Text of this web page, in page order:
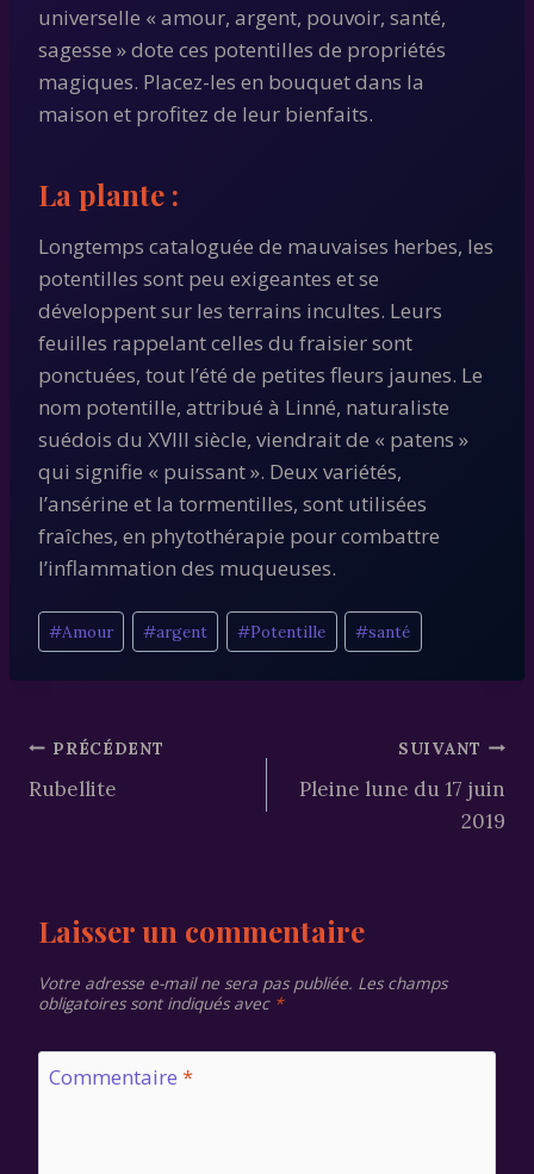
universelle « amour, argent, pouvoir, santé,
sagesse » dote ces potentilles de propriétés
magiques. Placez-les en bouquet dans la
maison et profitez de leur bienfaits.
La plante :
Longtemps cataloguée de mauvaises herbes, les
potentilles sont peu exigeantes et se
développent sur les terrains incultes. Leurs
feuilles rappelant celles du fraisier sont
ponctuées, tout l’été de petites fleurs jaunes. Le
nom potentille, attribué à Linné, naturaliste
suédois du XVIII siècle, viendrait de « patens »
qui signifie « puissant ». Deux variétés,
l’ansérine et la tormentilles, sont utilisées
fraîches, en phytothérapie pour combattre
l’inflammation des muqueuses.
Étiquettes
de
la
#Amour #argent #Potentille #santé
Navigation
de
PRÉCÉDENT
Rubellite
SUIVANT
Pleine lune du 17 juin
2019
Laisser un commentaire
Votre adresse e-mail ne sera pas publiée. Les champs
obligatoires sont indiqués avec *
Commentaire *